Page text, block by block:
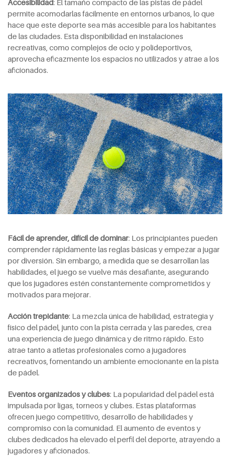
Accesibilidad: El tamaño compacto de las pistas de pádel
permite acomodarlas fácilmente en entornos urbanos, lo que
hace que este deporte sea más accesible para los habitantes
de las ciudades. Esta disponibilidad en instalaciones
recreativas, como complejos de ocio y polideportivos,
aprovecha eficazmente los espacios no utilizados y atrae a los
aficionados.
Fácil de aprender, difícil de dominar: Los principiantes pueden
comprender rápidamente las reglas básicas y empezar a jugar
por diversión. Sin embargo, a medida que se desarrollan las
habilidades, el juego se vuelve más desafiante, asegurando
que los jugadores estén constantemente comprometidos y
motivados para mejorar.
Acción trepidante: La mezcla única de habilidad, estrategia y
físico del pádel, junto con la pista cerrada y las paredes, crea
una experiencia de juego dinámica y de ritmo rápido. Esto
atrae tanto a atletas profesionales como a jugadores
recreativos, fomentando un ambiente emocionante en la pista
de pádel.
Eventos organizados y clubes: La popularidad del pádel está
impulsada por ligas, torneos y clubes. Estas plataformas
ofrecen juego competitivo, desarrollo de habilidades y
compromiso con la comunidad. El aumento de eventos y
clubes dedicados ha elevado el perfil del deporte, atrayendo a
jugadores y aficionados.